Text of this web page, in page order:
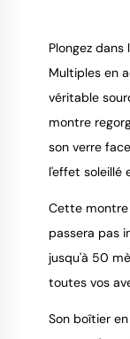
Plongez
Multiples en
véritable
montre
son verre
l'effet soleillé
Cette
passera pas
jusqu'à 50
toutes vos
Son boîtier